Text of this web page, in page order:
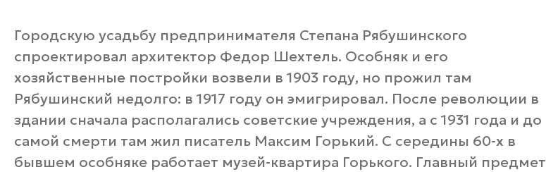
Городскую усадьбу предпринимателя Степана Рябушинского
спроектировал архитектор Федор Шехтель. Особняк и его
хозяйственные постройки возвели в 1903 году, но прожил там
Рябушинский недолго: в 1917 году он эмигрировал. После революции в
здании сначала располагались советские учреждения, а с 1931 года и до
самой смерти там жил писатель Максим Горький. С середины 60-х в
бывшем особняке работает музей-квартира Горького. Главный предмет